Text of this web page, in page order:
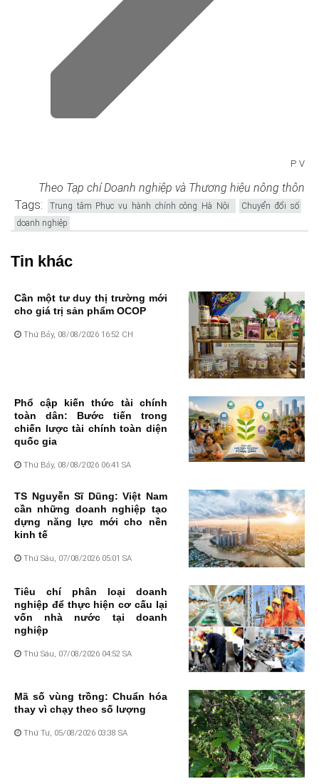
P. V
Theo Tạp chí Doanh nghiệp và Thương hiệu nông thôn
Tags: Trung tâm Phục vụ hành chính công Hà Nội
Chuyển đổi số
doanh nghiệp
Tin khác
Cần một tư duy thị trường mới
cho giá trị sản phẩm OCOP
Thứ Bảy, 08/08/2026 16:52 CH
Phổ cập kiến thức tài chính
toàn dân: Bước tiến trong
chiến lược tài chính toàn diện
quốc gia
Thứ Bảy, 08/08/2026 06:41 SA
TS Nguyễn Sĩ Dũng: Việt Nam
cần những doanh nghiệp tạo
dựng năng lực mới cho nền
kinh tế
Thứ Sáu, 07/08/2026 05:01 SA
Tiêu chí phân loại doanh
nghiệp để thực hiện cơ cấu lại
vốn nhà nước tại doanh
nghiệp
Thứ Sáu, 07/08/2026 04:52 SA
Mã số vùng trồng: Chuẩn hóa
thay vì chạy theo số lượng
Thứ Tư, 05/08/2026 03:38 SA